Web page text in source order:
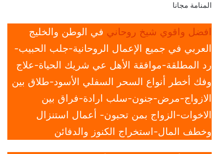
المنامة مجانا
افضل واقوي شيخ روحاني في الوطن والخليج
العربي في جميع الإعمال الروحانية-جلب الحبيب-
رد المطلقة-موافقة الأهل عي شريك الحياة-علاج
وفك أخطر أنواع السحر السفلي الأسود-طلاق بين
الازواج-مرض-جنون-سلب ارادة-فراق بين
الاخوات-الزواج بمن تحبون- أعمال استنزال
وخطف المال-استخراج الكنوز والدفائن